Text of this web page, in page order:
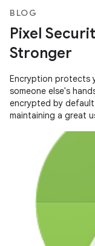
BLOG
Pixel
Stronger
Encryption protects
someone else's
encrypted by
maintaining a great